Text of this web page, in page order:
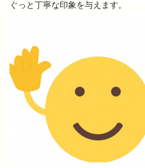
ぐっと丁寧な印象を与えます。